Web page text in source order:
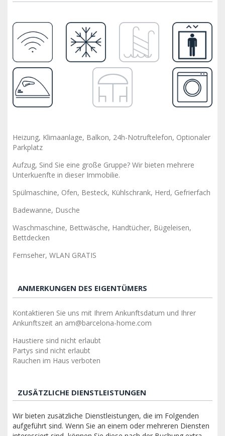
Heizung, Klimaanlage, Balkon, 24h-Notruftelefon, Optionaler
Parkplatz
Aufzug, Sind Sie eine große Gruppe? Wir bieten mehrere
Unterkuenfte in dieser Immobilie.
Spülmaschine, Ofen, Besteck, Kühlschrank, Herd, Gefrierfach
Badewanne, Dusche
Waschmaschine, Bettwäsche, Handtücher, Bügeleisen,
Bettdecken
Fernseher, WLAN GRATIS
ANMERKUNGEN DES EIGENTÜMERS
Kontaktieren Sie uns mit Ihrem Ankunftsdatum und Ihrer
Ankunftszeit an am@barcelona-home.com
Haustiere sind nicht erlaubt
Partys sind nicht erlaubt
Rauchen im Haus verboten
ZUSÄTZLICHE DIENSTLEISTUNGEN
Wir bieten zusätzliche Dienstleistungen, die im Folgenden
aufgeführt sind. Wenn Sie an einem oder mehreren Diensten